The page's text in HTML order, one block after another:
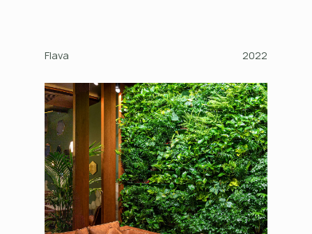
Flava 2022